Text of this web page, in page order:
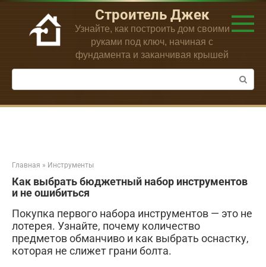
Перейти
контенту
Строитель Джек
Узнайте, как построить дом своими
руками под ключ, начиная с
фундамента и заканчивая крышей
Поиск:
Главная » Инструменты
Как выбрать бюджетный набор инструментов
и не ошибиться
Покупка первого набора инструментов — это не
лотерея. Узнайте, почему количество
предметов обманчиво и как выбрать оснастку,
которая не слижет грани болта.